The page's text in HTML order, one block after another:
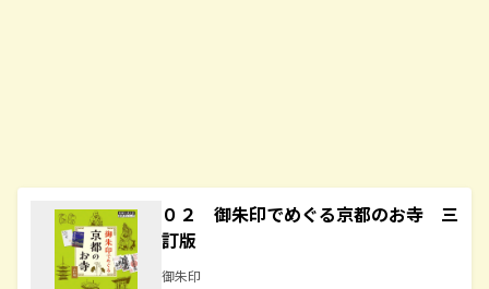
０２ 御朱印でめぐる京都のお寺 三
訂版
御朱印